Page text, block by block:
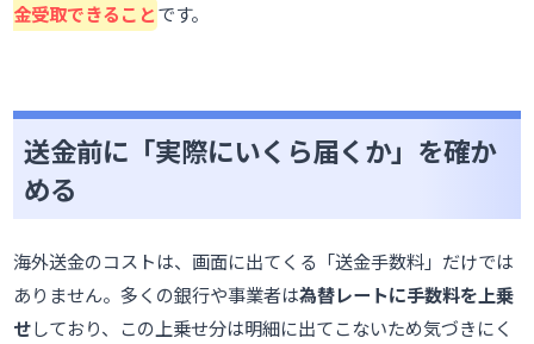
金受取できること です。
送金前に「実際にいくら届くか」を確か
める
海外送金のコストは、画面に出てくる「送金手数料」だけでは
ありません。多くの銀行や事業者は為替レートに手数料を上乗
せしており、この上乗せ分は明細に出てこないため気づきにく